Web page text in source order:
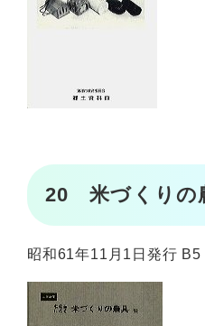
20 米づくりの
昭和61年11月1日発行